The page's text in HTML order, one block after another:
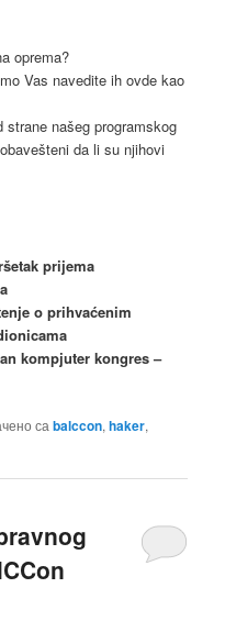
oprema?
Vas navedite ih ovde kao
našeg programskog
da li su njihovi
prijema
o prihvaćenim
kompjuter kongres –
са balccon,haker,